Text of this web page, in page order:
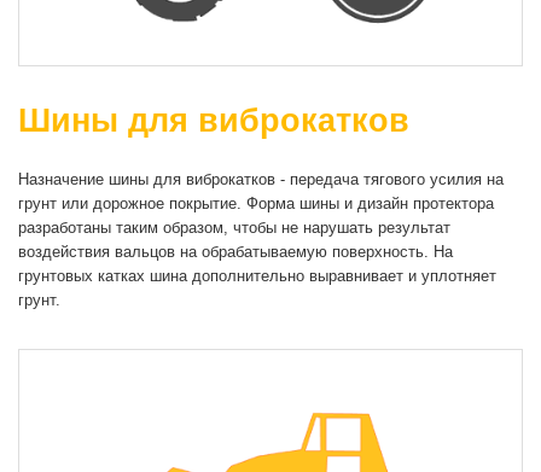
Шины для виброкатков
Назначение шины для виброкатков - передача тягового усилия на
грунт или дорожное покрытие. Форма шины и дизайн протектора
разработаны таким образом, чтобы не нарушать результат
воздействия вальцов на обрабатываемую поверхность. На
грунтовых катках шина дополнительно выравнивает и уплотняет
грунт.